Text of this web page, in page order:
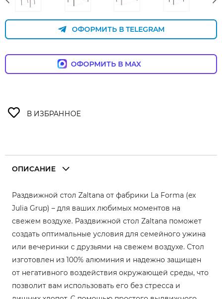
ОФОРМИТЬ В TELEGRAM
ОФОРМИТЬ В MAX
ОПИСАНИЕ
Раздвижной стол Zaltana от фабрики La Forma (ex
Julia Grup) – для ваших любимых моментов на
свежем воздухе. Раздвижной стол Zaltana поможет
создать оптимальные условия для семейного ужина
или вечеринки с друзьями на свежем воздухе. Стол
изготовлен из 100% алюминия и надежно защищен
от негативного воздействия окружающей среды, что
позволит вам использовать его без стресса и